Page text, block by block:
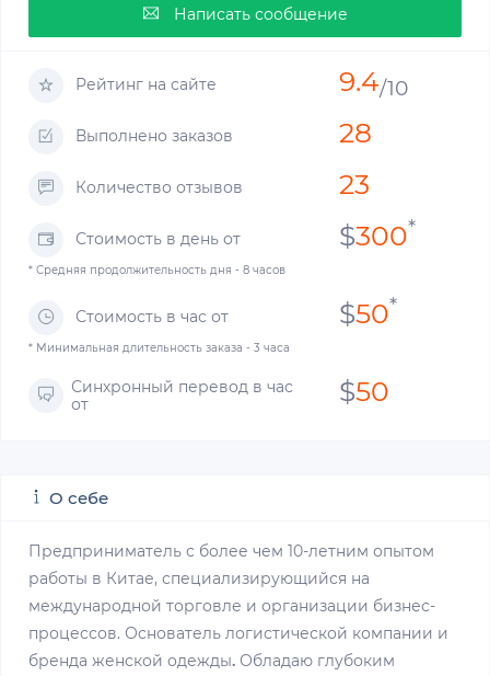
Написать сообщение
Рейтинг на сайте 9.4/10
Выполнено заказов 28
Количество отзывов 23
Стоимость в день от $300*
* Средняя продолжительность дня - 8 часов
Стоимость в час от $50*
* Минимальная длительность заказа - 3 часа
Синхронный перевод в час
от
$50
О себе
Предприниматель с более чем 10-летним опытом
работы в Китае, специализирующийся на
международной торговле и организации бизнес-
процессов. Основатель логистической компании и
бренда женской одежды. Обладаю глубоким